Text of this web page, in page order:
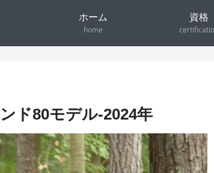
ホーム
home
資格
ド80モデル-2024年